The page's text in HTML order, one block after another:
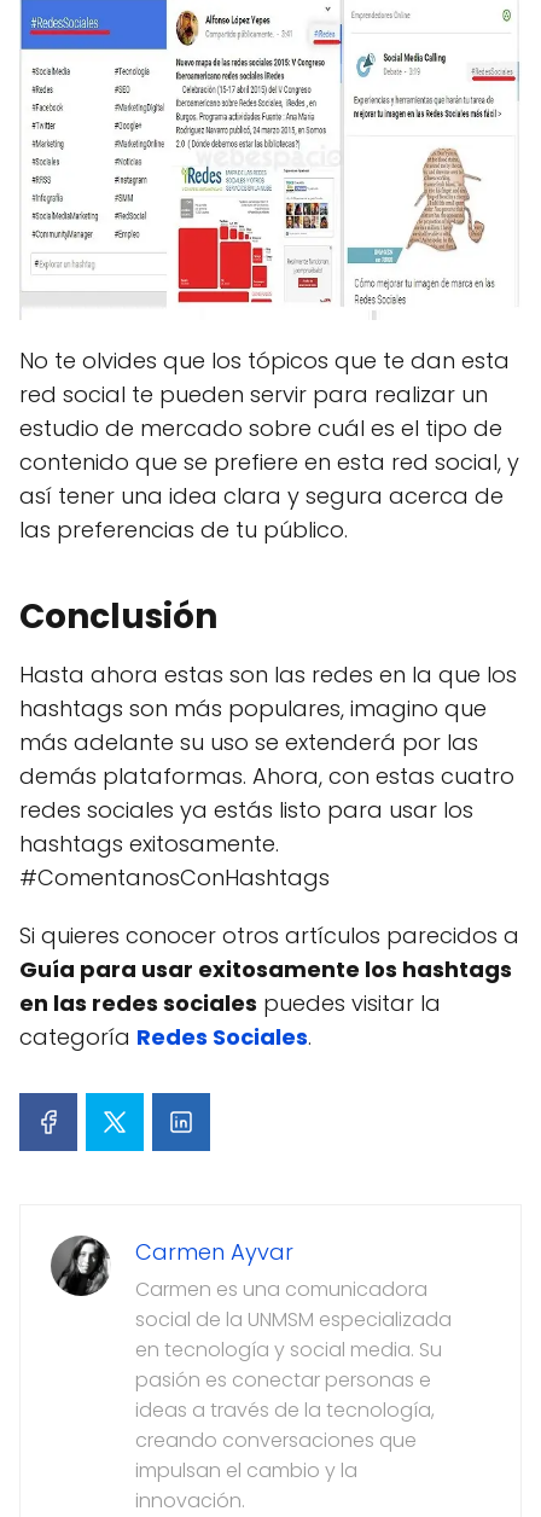
No te olvides que los tópicos que te dan esta
red social te pueden servir para realizar un
estudio de mercado sobre cuál es el tipo de
contenido que se prefiere en esta red social, y
así tener una idea clara y segura acerca de
las preferencias de tu público.
Conclusión
Hasta ahora estas son las redes en la que los
hashtags son más populares, imagino que
más adelante su uso se extenderá por las
demás plataformas. Ahora, con estas cuatro
redes sociales ya estás listo para usar los
hashtags exitosamente.
#ComentanosConHashtags
Si quieres conocer otros artículos parecidos a
Guía para usar exitosamente los hashtags
en las redes sociales puedes visitar la
categoría Redes Sociales.
Carmen Ayvar
Carmen es una comunicadora
social de la UNMSM especializada
en tecnología y social media. Su
pasión es conectar personas e
ideas a través de la tecnología,
creando conversaciones que
impulsan el cambio y la
innovación.